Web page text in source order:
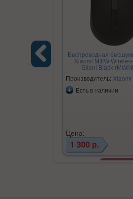
Беспроводная
Xiaomi MIIIW
Silent Black
Производитель: Xiaomi
Есть в наличии
Цена:
1 300 р.